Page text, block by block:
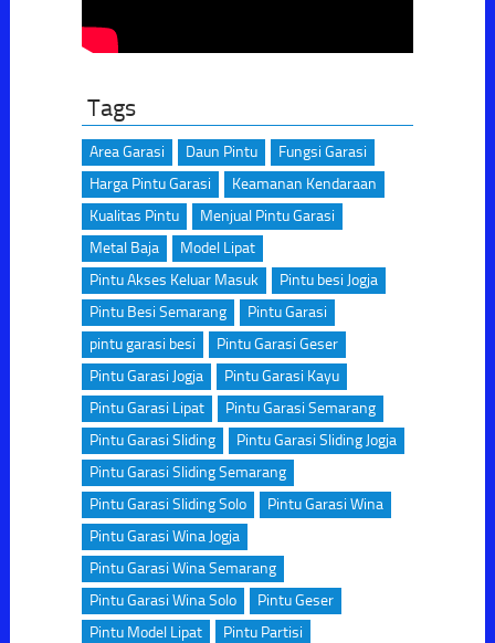
Tags
Area Garasi Daun Pintu
Fungsi Garasi
Harga Pintu Garasi
Keamanan Kendaraan
Kualitas Pintu
Menjual Pintu Garasi
Metal Baja
Model Lipat
Pintu Akses Keluar Masuk
Pintu besi Jogja
Pintu Besi Semarang
Pintu Garasi
pintu garasi besi
Pintu Garasi Geser
Pintu Garasi Jogja
Pintu Garasi Kayu
Pintu Garasi Lipat
Pintu Garasi Semarang
Pintu Garasi Sliding
Pintu Garasi Sliding Jogja
Pintu Garasi Sliding Semarang
Pintu Garasi Sliding Solo
Pintu Garasi Wina
Pintu Garasi Wina Jogja
Pintu Garasi Wina Semarang
Pintu Garasi Wina Solo
Pintu Geser
Pintu Model Lipat
Pintu Partisi